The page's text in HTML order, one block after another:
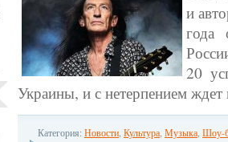
и
года
20
Украины, и с нетерпением
Категория: Новости, Культура, Музыка, Шоу-